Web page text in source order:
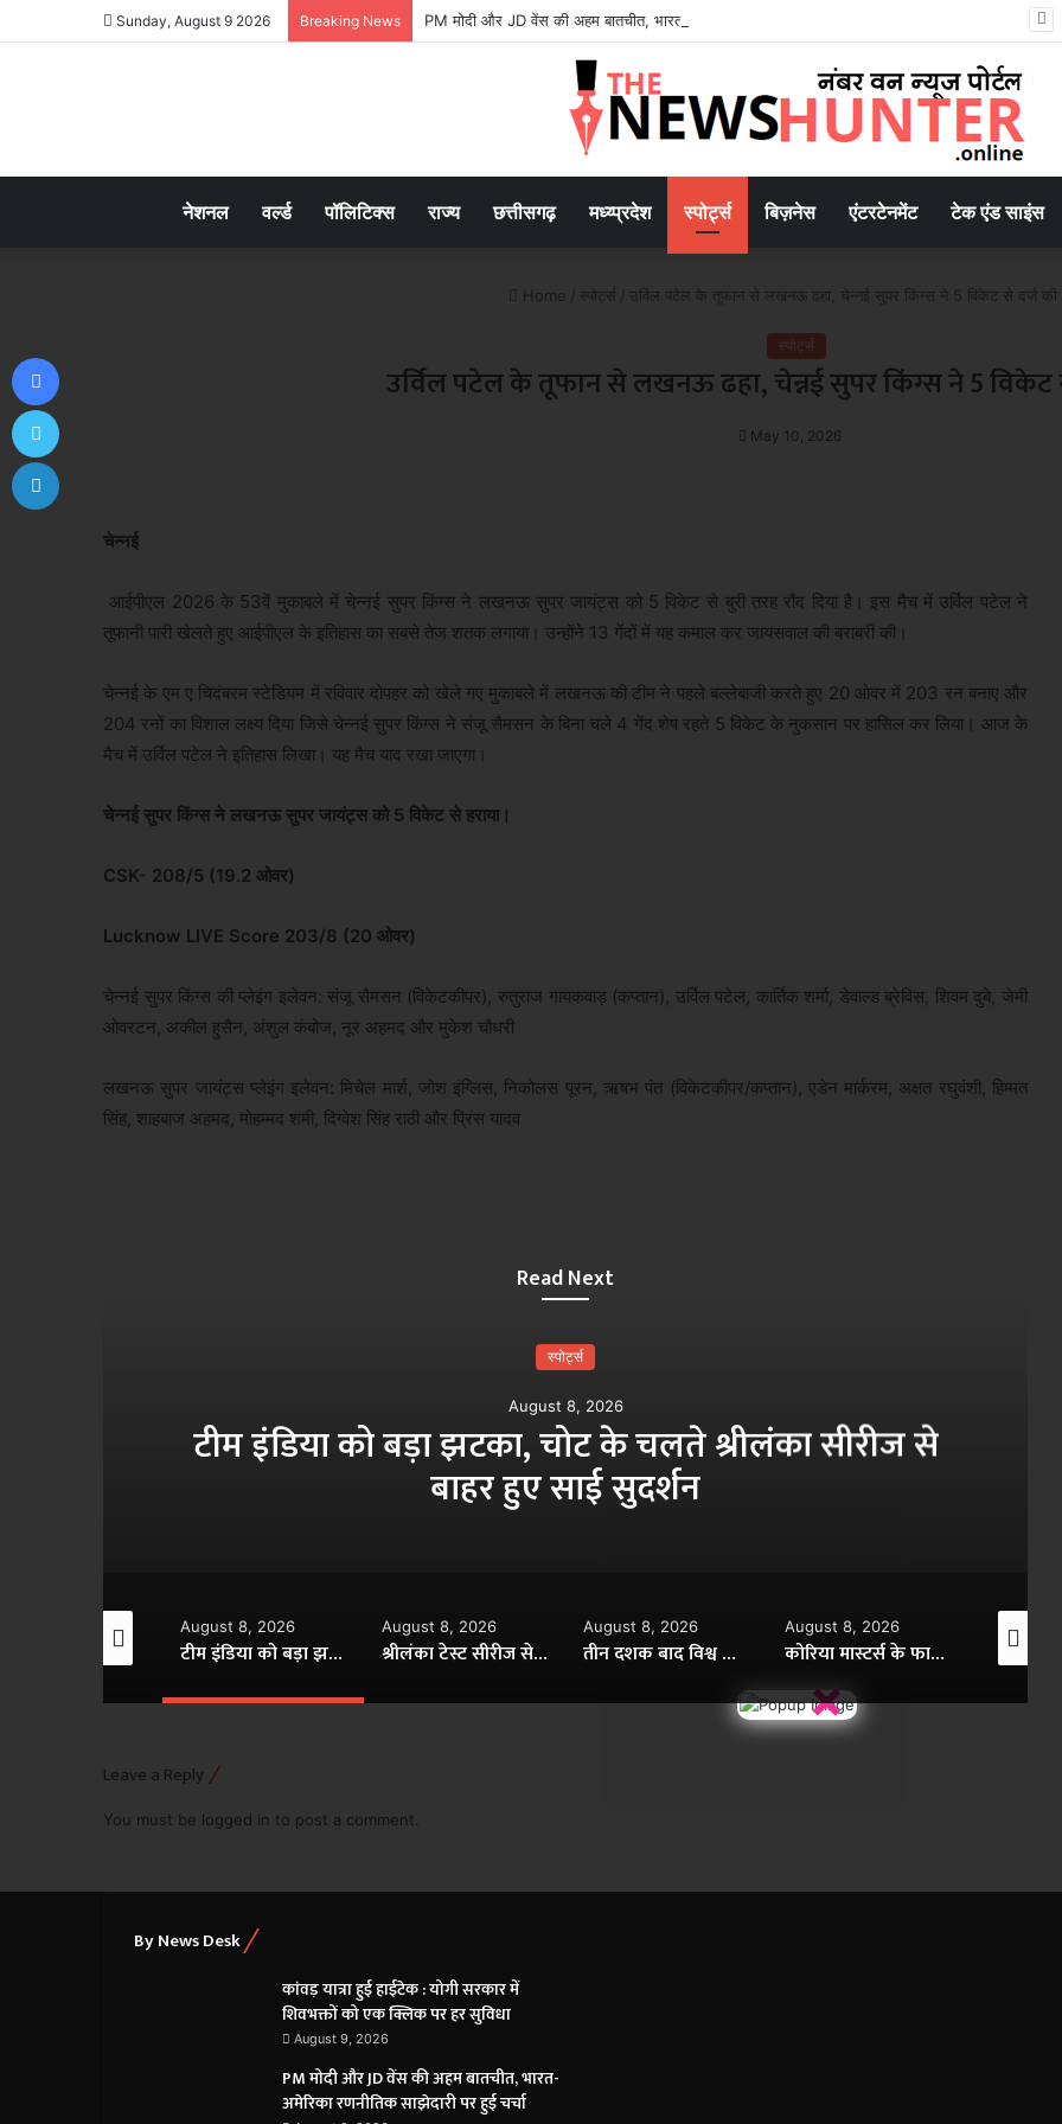
Sunday, August 9 2026 Breaking News PM मोदी और JD वेंस की अहम बातचीत, भारत-अमेरिका रणनीतिक साझेदारी पर हुई चर्चा
नेशनल वर्ल्ड पॉलिटिक्स राज्य छत्तीसगढ़ मध्य्प्रदेश स्पोर्ट्स बिज़नेस एंटरटेनमेंट टेक एंड साइंस
Home / स्पोर्ट्स / उर्विल पटेल के तूफान से लखनऊ ढहा, चेन्नई सुपर किंग्स ने 5 विकेट से दर्ज की
स्पोर्ट्स
उर्विल पटेल के तूफान से लखनऊ ढहा, चेन्नई सुपर किंग्स ने 5 विकेट
May 10, 2026
चेन्नई
आईपीएल 2026 के 53वें मुकाबले में चेन्नई सुपर किंग्स ने लखनऊ सुपर जायंट्स को 5 विकेट से बुरी तरह रौंद दिया है। इस मैच में उर्विल पटेल ने
तूफानी पारी खेलते हुए आईपीएल के इतिहास का सबसे तेज शतक लगाया। उन्होंने 13 गेंदों में यह कमाल कर जायसवाल की बराबरी की।
चेन्नई के एम ए चिदंबरम स्टेडियम में रविवार दोपहर को खेले गए मुकाबले में लखनऊ की टीम ने पहले बल्लेबाजी करते हुए 20 ओवर में 203 रन बनाए और
204 रनों का विशाल लक्ष्य दिया जिसे चेन्नई सुपर किंग्स ने संजू सैमसन के बिना चले 4 गेंद शेष रहते 5 विकेट के नुकसान पर हासिल कर लिया। आज के
मैच में उर्विल पटेल ने इतिहास लिखा। यह मैच याद रखा जाएगा।
चेन्नई सुपर किंग्स ने लखनऊ सुपर जायंट्स को 5 विकेट से हराया।
CSK- 208/5 (19.2 ओवर)
Lucknow LIVE Score 203/8 (20 ओवर)
चेन्नई सुपर किंग्स की प्लेइंग इलेवन: संजू सैमसन (विकेटकीपर), रुतुराज गायकवाड़ (कप्तान), उर्विल पटेल, कार्तिक शर्मा, डेवाल्ड ब्रेविस, शिवम दुबे, जेमी
ओवरटन, अकील हुसैन, अंशुल कंबोज, नूर अहमद और मुकेश चौधरी
लखनऊ सुपर जायंट्स प्लेइंग इलेवन: मिचेल मार्श, जोश इंग्लिस, निकोलस पूरन, ऋषभ पंत (विकेटकीपर/कप्तान), एडेन मार्करम, अक्षत रघुवंशी, हिम्मत
सिंह, शाहबाज अहमद, मोहम्मद शमी, दिग्वेश सिंह राठी और प्रिंस यादव
Read Next
स्पोर्ट्स
August 8, 2026
टीम इंडिया को बड़ा झटका, चोट के चलते श्रीलंका सीरीज से
बाहर हुए साई सुदर्शन
यशस्वी जायसवाल संग डेटिंग की खबरों पर मृणाल ठाकुर का वायरल कमेंट, जानें सच्चाई
August 8, 2026
टीम इंडिया को बड़ा झटका, चोट के चलते श्रीलंका सीरीज से बाहर हुए साई सुदर्शन
August 8, 2026
श्रीलंका टेस्ट सीरीज से साई सुदर्शन बाहर, टीम इंडिया को बड़ा झटका
August 8, 2026
तीन दशक बाद विश्व कप में नहीं होगा एक भी भारतीय हॉकी अंपायर
August 8, 2026
कोरिया मास्टर्स के फाइनल में पहुंचीं अश्मिता चालिहा, रक्षिता को हराया
August 8,
Leave a Reply
You must be logged in to post a comment.
×
By News Desk
कांवड़ यात्रा हुई हाईटेक : योगी सरकार में
शिवभक्तों को एक क्लिक पर हर सुविधा
August 9, 2026
PM मोदी और JD वेंस की अहम बातचीत, भारत-
अमेरिका रणनीतिक साझेदारी पर हुई चर्चा